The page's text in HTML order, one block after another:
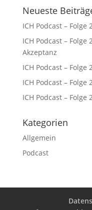
Neueste
ICH Podcast – Folge
ICH Podcast –
Akzeptanz
ICH Podcast – Folge
ICH Podcast – Folge
ICH Podcast – Folge
Kategorien
Allgemein
Podcast